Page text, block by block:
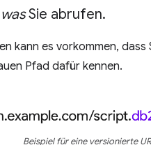
wasSie abrufen.
kann es vorkommen, dass
Pfad dafür kennen.
Beispiel für eine versionierte